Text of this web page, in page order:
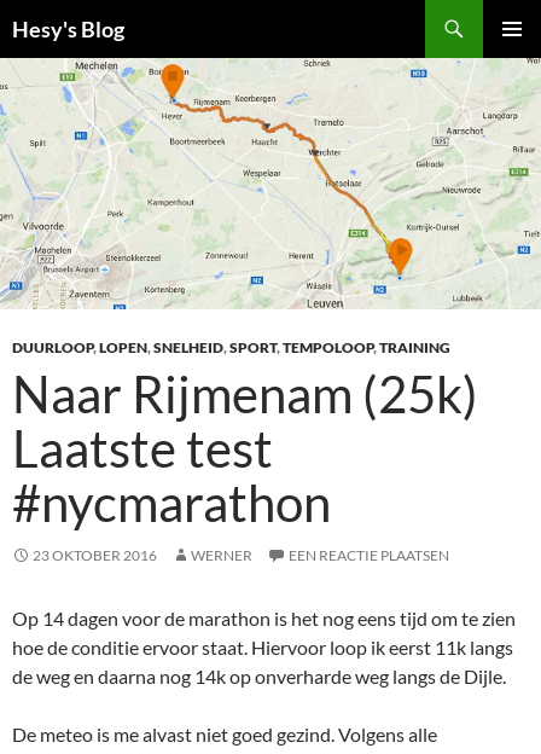
naar
de
inhoud
Hesy's Blog
MENU
DUURLOOP,LOPEN,SNELHEID,SPORT,TEMPOLOOP,TRAINING
Naar Rijmenam (25k)
Laatste test
#nycmarathon
23 OKTOBER 2016 WERNER EEN REACTIE PLAATSEN
Op 14 dagen voor de marathon is het nog eens tijd om te zien
hoe de conditie ervoor staat. Hiervoor loop ik eerst 11k langs
de weg en daarna nog 14k op onverharde weg langs de Dijle.
De meteo is me alvast niet goed gezind. Volgens alle